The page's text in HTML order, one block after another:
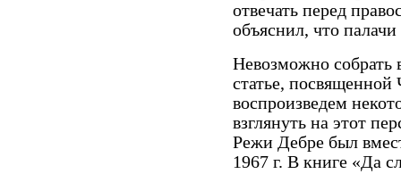
отвечать перед
объяснил, что
Невозможно собрать
статье,
воспроизведем
взглянуть на этот
Режи Дебре был
1967 г. В книге «Да